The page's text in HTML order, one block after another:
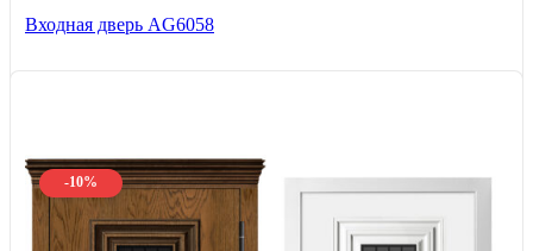
Входная дверь AG6058
-10%